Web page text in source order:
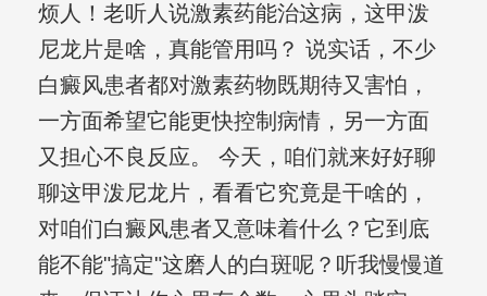
烦人！老听人说激素药能治这病，这甲泼
尼龙片是啥，真能管用吗？ 说实话，不少
白癜风患者都对激素药物既期待又害怕，
一方面希望它能更快控制病情，另一方面
又担心不良反应。 今天，咱们就来好好聊
聊这甲泼尼龙片，看看它究竟是干啥的，
对咱们白癜风患者又意味着什么？它到底
能不能"搞定"这磨人的白斑呢？听我慢慢道